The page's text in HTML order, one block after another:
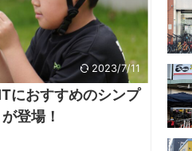
2023/7/11
におすすめのシンプ
登場！